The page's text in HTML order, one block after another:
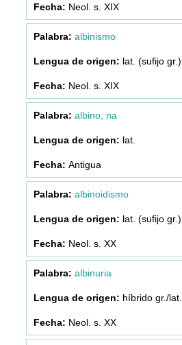
Neol. s. XIX
albinismo
lat. (sufijo gr.)
Neol. s. XIX
albino, na
lat.
Antigua
albinoidismo
lat. (sufijo gr.)
Neol. s. XX
albinuria
híbrido gr./lat.
Neol. s. XX